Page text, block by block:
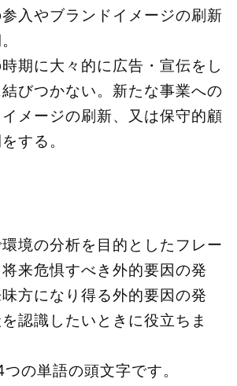
入やブランドイメージの刷新
期に大々的に広告・宣伝をし
びつかない。新たな事業への
メージの刷新、又は保守的顧
する。
境の分析を目的としたフレー
来危惧すべき外的要因の発
方になり得る外的要因の発
認識したいときに役立ちま
の単語の頭文字です。